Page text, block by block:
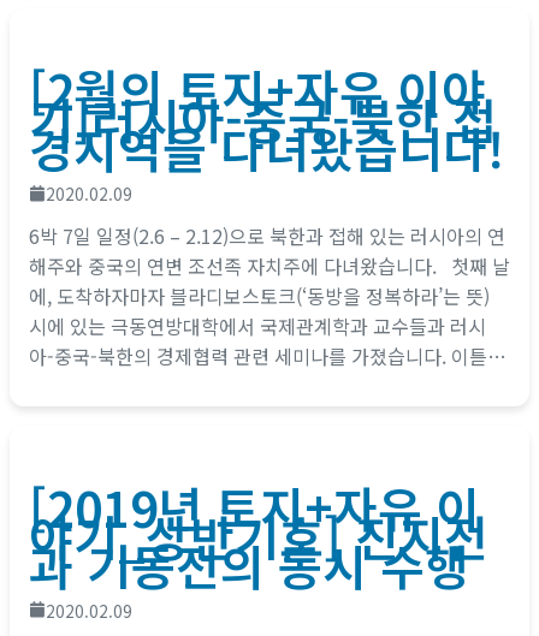
[2월의 토지+자유 이야
기]러시아-중국-북한 접
경지역을 다녀왔습니다!
2020.02.09
6박 7일 일정(2.6 – 2.12)으로 북한과 접해 있는 러시아의 연
해주와 중국의 연변 조선족 자치주에 다녀왔습니다. 첫째 날
에, 도착하자마자 블라디보스토크(‘동방을 정복하라’는 뜻)
시에 있는 극동연방대학에서 국제관계학과 교수들과 러시
아-중국-북한의 경제협력 관련 세미나를 가졌습니다. 이튿날
[2019년 토지+자유 이
야기_상반기호] 진지전
과 기동전의 동시 수행
2020.02.09